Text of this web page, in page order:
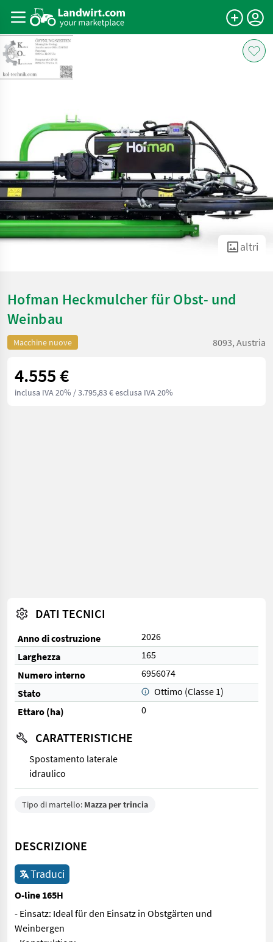
altri
Hofman Heckmulcher für Obst- und
Weinbau
Macchine nuove 8093, Austria
4.555 €
inclusa IVA 20% / 3.795,83 € esclusa IVA 20%
DATI TECNICI
Anno di costruzione
2026
Larghezza
165
Numero interno
6956074
Stato
Ottimo (Classe 1)
Ettaro (ha)
0
CARATTERISTICHE
Spostamento laterale
idraulico
Tipo di martello: Mazza per trincia
DESCRIZIONE
Traduci
O-line 165H
- Einsatz: Ideal für den Einsatz in Obstgärten und
Weinbergen